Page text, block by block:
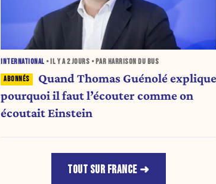
INTERNATIONAL • IL Y A2 JOURS • PAR HARRISON DU BUS
Quand Thomas Guénolé explique
pourquoi il faut l’écouter comme on
écoutait Einstein
TOUT SUR FRANCE